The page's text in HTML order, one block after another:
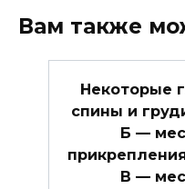
Вам также
Некоторые
спины и
Б —
В —